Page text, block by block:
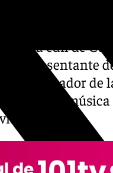
de la
Francisco Ruiz;
la edil de
representante
coordinador
con